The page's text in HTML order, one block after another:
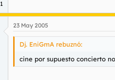
1
23 May 2005
Dj. EniGmA rebuznó:
cine por supuesto concierto